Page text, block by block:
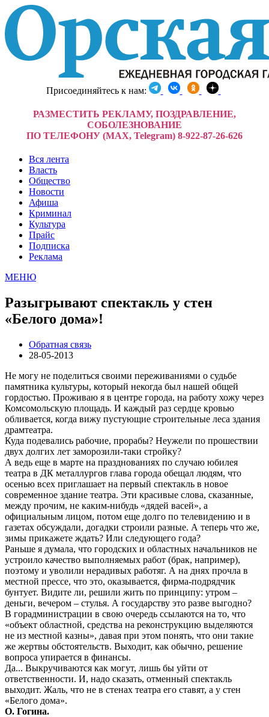
Присоединяйтесь к нам:
РАЗМЕСТИТЬ РЕКЛАМУ, ПОЗДРАВЛЕНИЕ,
СОБОЛЕЗНОВАНИЕ
ПО ТЕЛЕФОНУ (MAX, Telegram) 8-922-87-26-626
Вся лента
Власть
Общество
Новости
Афиша
Криминал
Культура
Прайс
Подписка
Реклама
МЕНЮ
Разыгрывают спектакль у стен
«Белого дома»!
Обратная связь
28-05-2013
Не могу не поделиться своими переживаниями о судьбе
памятника культуры, который некогда был нашей общей
гордостью. Проживаю я в центре города, на работу хожу через
Комсомольскую площадь. И каждый раз сердце кровью
обливается, когда вижу пустующие строительные леса здания
драмтеатра.
Куда подевались рабочие, прорабы? Неужели по прошествии
двух долгих лет заморозили-таки стройку?
А ведь еще в марте на празднованиях по случаю юбилея
театра в ДК металлургов глава города обещал людям, что
осенью всех приглашает на первый спектакль в новое
современное здание театра. Эти красивые слова, сказанные,
между прочим, не каким-нибудь «дядей васей», а
официальным лицом, потом еще долго по телевидению и в
газетах обсуждали, догадки строили разные. А теперь что же,
зимы прикажете ждать? Или следующего года?
Раньше я думала, что городских и областных начальников не
устроило качество выполняемых работ (брак, например),
поэтому и уволили нерадивых работяг. А на днях прочла в
местной прессе, что это, оказывается, фирма-подрядчик
бунтует. Видите ли, решили жить по принципу: утром –
деньги, вечером – стулья. А государству это разве выгодно?
В горадминистрации в свою очередь ссылаются на то, что
«объект областной, средства на реконструкцию выделяются
не из местной казны», давая при этом понять, что они такие
же жертвы обстоятельств. Выходит, как обычно, решение
вопроса упирается в финансы.
Да... Выкручиваются как могут, лишь бы уйти от
ответственности. И, надо сказать, отменный спектакль
выходит. Жаль, что не в стенах театра его ставят, а у стен
«Белого дома».
О. Гогина.